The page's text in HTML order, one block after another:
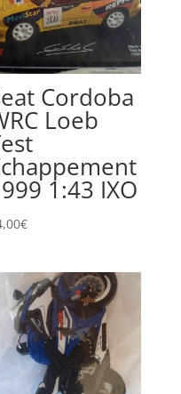
Cordoba
Loeb
1:43 IXO
€